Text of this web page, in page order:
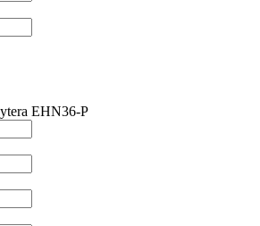
EHN36-P